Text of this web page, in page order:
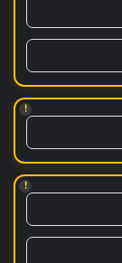
!
!